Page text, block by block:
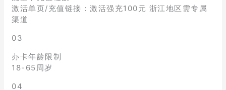
激活单页/充值链接：激活强充100元 浙江地区需专属
渠道
03
办卡年龄限制
18-65周岁
04